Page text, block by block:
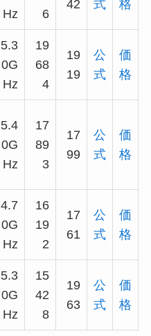
Hz
6
42 式 格
5.3
0G
Hz
19
68
4
19
19
公
式
価
格
5.4
0G
Hz
17
89
3
17
99
公
式
価
格
4.7
0G
Hz
16
19
2
17
61
公
式
価
格
5.3
0G
Hz
15
42
8
19
63
公
式
価
格